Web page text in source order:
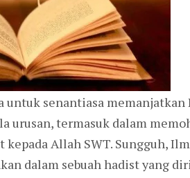
untuk senantiasa memanjatkan
urusan, termasuk dalam
Allah SWT. Sungguh,
dalam sebuah hadist yang